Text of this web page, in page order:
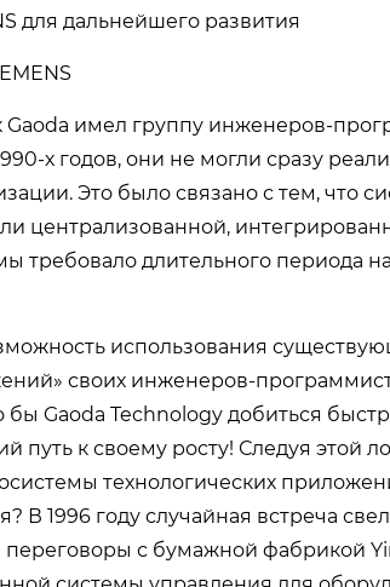
для дальнейшего развития
имел группу инженеров-
х годов, они не могли сразу
Это было связано с тем, что
централизованной,
требовало длительного периода
использования
своих инженеров-
Gaoda Technology добиться
путь к своему росту! Следуя этой
технологических
В 1996 году случайная встреча
переговоры с бумажной фабрикой